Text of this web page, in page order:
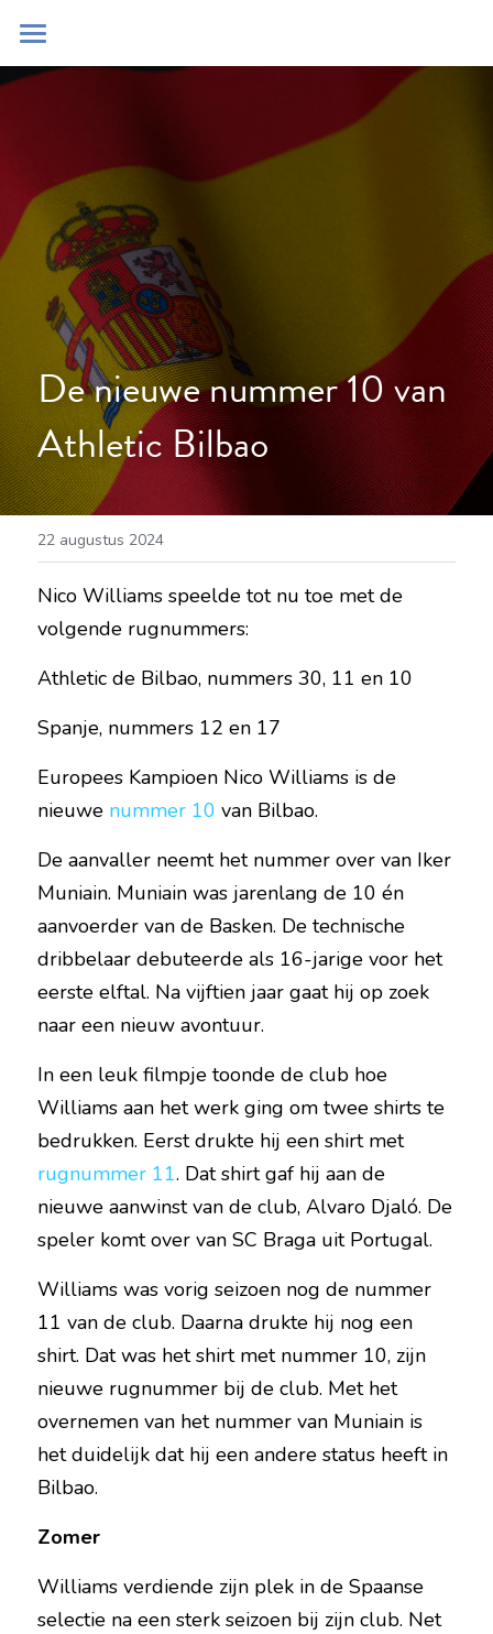
Home
Contact
Zoeken
POWERED BY
De nieuwe nummer 10 van
Athletic Bilbao
22 augustus 2024
Nico Williams speelde tot nu toe met de
volgende rugnummers:
Athletic de Bilbao, nummers 30, 11 en 10
Spanje, nummers 12 en 17
Europees Kampioen Nico Williams is de
nieuwe nummer 10 van Bilbao.
De aanvaller neemt het nummer over van Iker
Muniain. Muniain was jarenlang de 10 én
aanvoerder van de Basken. De technische
dribbelaar debuteerde als 16-jarige voor het
eerste elftal. Na vijftien jaar gaat hij op zoek
naar een nieuw avontuur.
In een leuk filmpje toonde de club hoe
Williams aan het werk ging om twee shirts te
bedrukken. Eerst drukte hij een shirt met
rugnummer 11. Dat shirt gaf hij aan de
nieuwe aanwinst van de club, Alvaro Djaló. De
speler komt over van SC Braga uit Portugal.
Williams was vorig seizoen nog de nummer
11 van de club. Daarna drukte hij nog een
shirt. Dat was het shirt met nummer 10, zijn
nieuwe rugnummer bij de club. Met het
overnemen van het nummer van Muniain is
het duidelijk dat hij een andere status heeft in
Bilbao.
Zomer
Williams verdiende zijn plek in de Spaanse
selectie na een sterk seizoen bij zijn club. Net